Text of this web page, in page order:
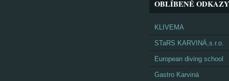
OBLÍBENÉ ODKAZY
KLIVEMA
STaRS KARVINÁ,s.r.o.
European diving school
Gastro Karviná